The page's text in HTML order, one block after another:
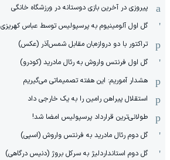
پیروزی در آخرین بازی دوستانه در ورزشگاه خانگی
گل اول آلومینیوم به پرسپولیس توسط عباس کهریزی
تراکتور با دو دروازه‌بان مقابل شمس‌آذر (عکس)
گل اول فرنتس واروش به رئال مادرید (کودرو)
هشدار آموریم: این هفته تصمیماتی می‌گیریم
استقلال پیراهن رامین را به یک خارجی داد
طولانی‌ترین قرارداد پرسپولیس امضا شد!
گل دوم رئال مادرید به فرنتس واروش (اسپی)
گل دوم استانداردلیژ به سرکل بروژ (دنیس درگاهی)